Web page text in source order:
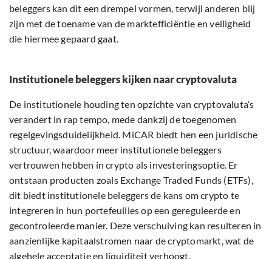
beleggers kan dit een drempel vormen, terwijl anderen blij
zijn met de toename van de marktefficiëntie en veiligheid
die hiermee gepaard gaat.
Institutionele beleggers kijken naar cryptovaluta
De institutionele houding ten opzichte van cryptovaluta’s
verandert in rap tempo, mede dankzij de toegenomen
regelgevingsduidelijkheid. MiCAR biedt hen een juridische
structuur, waardoor meer institutionele beleggers
vertrouwen hebben in crypto als investeringsoptie. Er
ontstaan producten zoals Exchange Traded Funds (ETFs),
dit biedt institutionele beleggers de kans om crypto te
integreren in hun portefeuilles op een gereguleerde en
gecontroleerde manier. Deze verschuiving kan resulteren in
aanzienlijke kapitaalstromen naar de cryptomarkt, wat de
algehele acceptatie en liquiditeit verhoogt.